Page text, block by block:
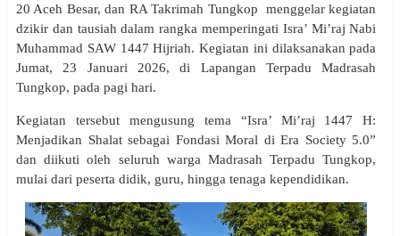
20 Aceh Besar, dan RA Takrimah Tungkop menggelar kegiatan
dzikir dan tausiah dalam rangka memperingati Isra’ Mi’raj Nabi
Muhammad SAW 1447 Hijriah. Kegiatan ini dilaksanakan pada
Jumat, 23 Januari 2026, di Lapangan Terpadu Madrasah
Tungkop, pada pagi hari.
Kegiatan tersebut mengusung tema “Isra’ Mi’raj 1447 H:
Menjadikan Shalat sebagai Fondasi Moral di Era Society 5.0”
dan diikuti oleh seluruh warga Madrasah Terpadu Tungkop,
mulai dari peserta didik, guru, hingga tenaga kependidikan.